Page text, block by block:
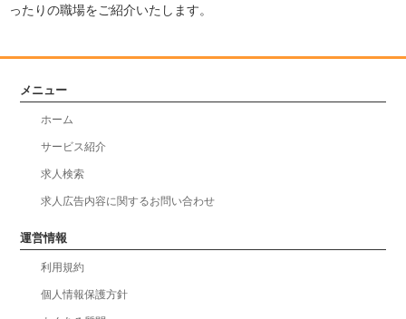
ったりの職場をご紹介いたします。
メニュー
ホーム
サービス紹介
求人検索
求人広告内容に関するお問い合わせ
運営情報
利用規約
個人情報保護方針